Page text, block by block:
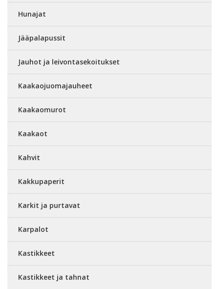
Hunajat
Jääpalapussit
Jauhot ja leivontasekoitukset
Kaakaojuomajauheet
Kaakaomurot
Kaakaot
Kahvit
Kakkupaperit
Karkit ja purtavat
Karpalot
Kastikkeet
Kastikkeet ja tahnat